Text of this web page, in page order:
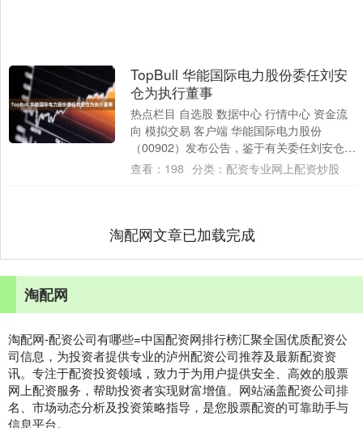
TopBull 华能国际电力股份委任刘安
仓为执行董事
热点栏目 自选股 数据中心 行情中心 资金流
向 模拟交易 客户端 华能国际电力股份
（00902）发布公告，鉴于有关委任刘安仓先
生为公司第十一届董事会执行董事之决....
查看： 198 分类： 配资专业网上配资炒股
淘配网文章已加载完成
淘配网
淘配网-配资公司有哪些=中国配资网排行榜汇聚全国优质配资公
司信息，为投资者提供专业的泸州配资公司推荐及最新配资资
讯。专注于配资投资领域，致力于为用户提供安全、高效的股票
网上配资服务，帮助投资者实现财富增值。网站涵盖配资公司排
名、市场动态分析及投资策略指导，是您股票配资的可靠助手与
信息平台。